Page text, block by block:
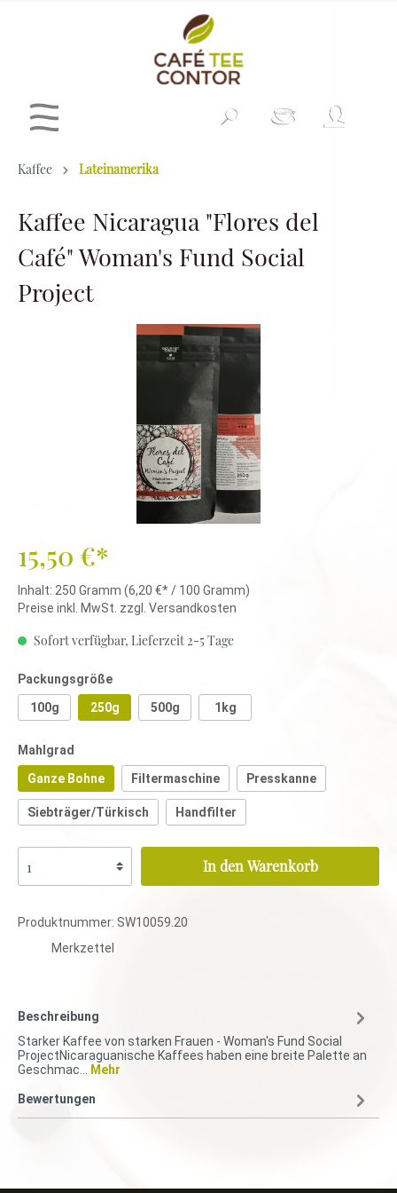
Kaffee Lateinamerika
Kaffee Nicaragua "Flores del
Café" Woman's Fund Social
Project
15,50 €*
Inhalt: 250 Gramm (6,20 €* / 100 Gramm)
Preise inkl. MwSt. zzgl. Versandkosten
Sofort verfügbar, Lieferzeit 2-5 Tage
Packungsgröße
100g
250g 500g 1kg
Mahlgrad
Ganze Bohne
Filtermaschine Presskanne
Siebträger/Türkisch Handfilter
In den Warenkorb
Produktnummer: SW10059.20
Merkzettel
Beschreibung
Starker Kaffee von starken Frauen - Woman's Fund Social
ProjectNicaraguanische Kaffees haben eine breite Palette an
Geschmac…
Mehr
Bewertungen